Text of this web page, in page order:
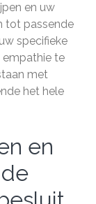
en uw
tot passende
specifieke
empathie te
met
het hele
en